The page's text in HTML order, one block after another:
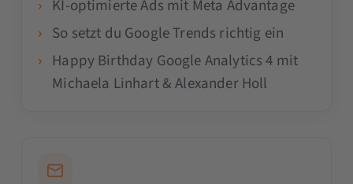
KI-optimierte Ads mit Meta Advantage
So setzt du Google Trends richtig ein
Happy Birthday Google Analytics 4 mit
Michaela Linhart & Alexander Holl